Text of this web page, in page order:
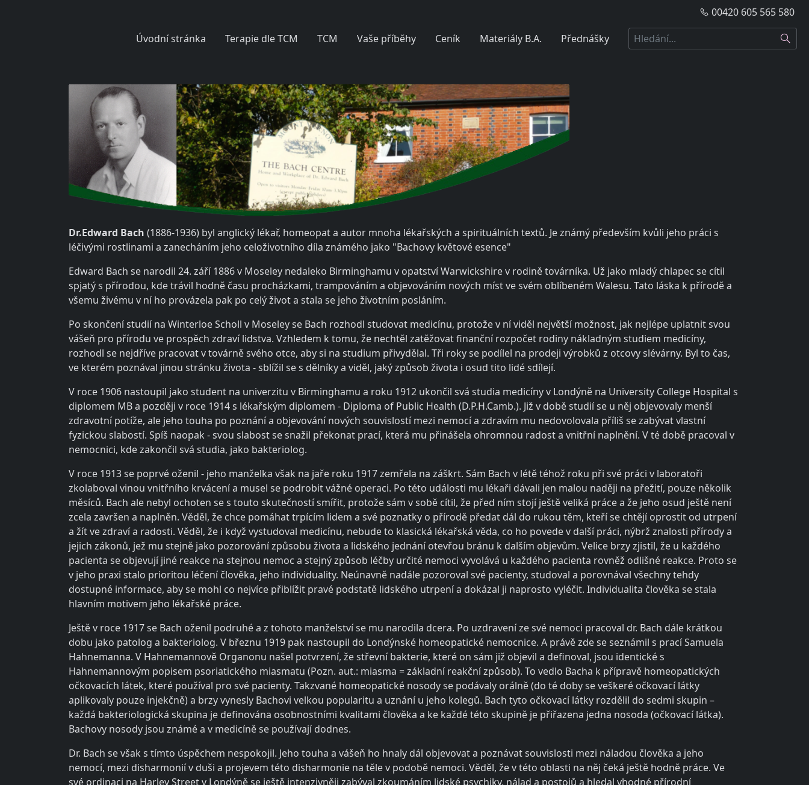
00420 605 565 580
Úvodní stránka
Terapie dle TCM TCM Vaše příběhy Ceník Materiály B.A. Přednášky Hledat
Dr.Edward Bach (1886-1936) byl anglický lékař, homeopat a autor mnoha lékařských a spirituálních textů. Je známý především kvůli jeho práci s
léčivými rostlinami a zanecháním jeho celoživotního díla známého jako "Bachovy květové esence"
Edward Bach se narodil 24. září 1886 v Moseley nedaleko Birminghamu v opatství Warwickshire v rodině továrníka. Už jako mladý chlapec se cítil
spjatý s přírodou, kde trávil hodně času procházkami, trampováním a objevováním nových míst ve svém oblíbeném Walesu. Tato láska k přírodě a
všemu živému v ní ho provázela pak po celý život a stala se jeho životním posláním.
Po skončení studií na Winterloe Scholl v Moseley se Bach rozhodl studovat medicínu, protože v ní viděl největší možnost, jak nejlépe uplatnit svou
vášeň pro přírodu ve prospěch zdraví lidstva. Vzhledem k tomu, že nechtěl zatěžovat finanční rozpočet rodiny nákladným studiem medicíny,
rozhodl se nejdříve pracovat v továrně svého otce, aby si na studium přivydělal. Tři roky se podílel na prodeji výrobků z otcovy slévárny. Byl to čas,
ve kterém poznával jinou stránku života - sblížil se s dělníky a viděl, jaký způsob života i osud tito lidé sdílejí.
V roce 1906 nastoupil jako student na univerzitu v Birminghamu a roku 1912 ukončil svá studia medicíny v Londýně na University College Hospital s
diplomem MB a později v roce 1914 s lékařským diplomem - Diploma of Public Health (D.P.H.Camb.). Již v době studií se u něj objevovaly menší
zdravotní potíže, ale jeho touha po poznání a objevování nových souvislostí mezi nemocí a zdravím mu nedovolovala příliš se zabývat vlastní
fyzickou slabostí. Spíš naopak - svou slabost se snažil překonat prací, která mu přinášela ohromnou radost a vnitřní naplnění. V té době pracoval v
nemocnici, kde zakončil svá studia, jako bakteriolog.
V roce 1913 se poprvé oženil - jeho manželka však na jaře roku 1917 zemřela na záškrt. Sám Bach v létě téhož roku při své práci v laboratoři
zkolaboval vinou vnitřního krvácení a musel se podrobit vážné operaci. Po této události mu lékaři dávali jen malou naději na přežití, pouze několik
měsíců. Bach ale nebyl ochoten se s touto skutečností smířit, protože sám v sobě cítil, že před ním stojí ještě veliká práce a že jeho osud ještě není
zcela završen a naplněn. Věděl, že chce pomáhat trpícím lidem a své poznatky o přírodě předat dál do rukou těm, kteří se chtějí oprostit od utrpení
a žít ve zdraví a radosti. Věděl, že i když vystudoval medicínu, nebude to klasická lékařská věda, co ho povede v další práci, nýbrž znalosti přírody a
jejich zákonů, jež mu stejně jako pozorování způsobu života a lidského jednání otevřou bránu k dalším objevům. Velice brzy zjistil, že u každého
pacienta se objevují jiné reakce na stejnou nemoc a stejný způsob léčby určité nemoci vyvolává u každého pacienta rovněž odlišné reakce. Proto se
v jeho praxi stalo prioritou léčení člověka, jeho individuality. Neúnavně nadále pozoroval své pacienty, studoval a porovnával všechny tehdy
dostupné informace, aby se mohl co nejvíce přiblížit pravé podstatě lidského utrpení a dokázal ji naprosto vyléčit. Individualita člověka se stala
hlavním motivem jeho lékařské práce.
Ještě v roce 1917 se Bach oženil podruhé a z tohoto manželství se mu narodila dcera. Po uzdravení ze své nemoci pracoval dr. Bach dále krátkou
dobu jako patolog a bakteriolog. V březnu 1919 pak nastoupil do Londýnské homeopatické nemocnice. A právě zde se seznámil s prací Samuela
Hahnemanna. V Hahnemannově Organonu našel potvrzení, že střevní bakterie, které on sám již objevil a definoval, jsou identické s
Hahnemannovým popisem psoriatického miasmatu (Pozn. aut.: miasma = základní reakční způsob). To vedlo Bacha k přípravě homeopatických
očkovacích látek, které používal pro své pacienty. Takzvané homeopatické nosody se podávaly orálně (do té doby se veškeré očkovací látky
aplikovaly pouze injekčně) a brzy vynesly Bachovi velkou popularitu a uznání u jeho kolegů. Bach tyto očkovací látky rozdělil do sedmi skupin –
každá bakteriologická skupina je definována osobnostními kvalitami člověka a ke každé této skupině je přiřazena jedna nosoda (očkovací látka).
Bachovy nosody jsou známé a v medicíně se používají dodnes.
Dr. Bach se však s tímto úspěchem nespokojil. Jeho touha a vášeň ho hnaly dál objevovat a poznávat souvislosti mezi náladou člověka a jeho
nemocí, mezi disharmonií v duši a projevem této disharmonie na těle v podobě nemoci. Věděl, že v této oblasti na něj čeká ještě hodně práce. Ve
své ordinaci na Harley Street v Londýně se ještě intenzivněji zabýval zkoumáním lidské psychiky, nálad a postojů a hledal vhodné přírodní